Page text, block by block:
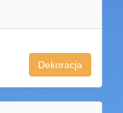
Dekoracja